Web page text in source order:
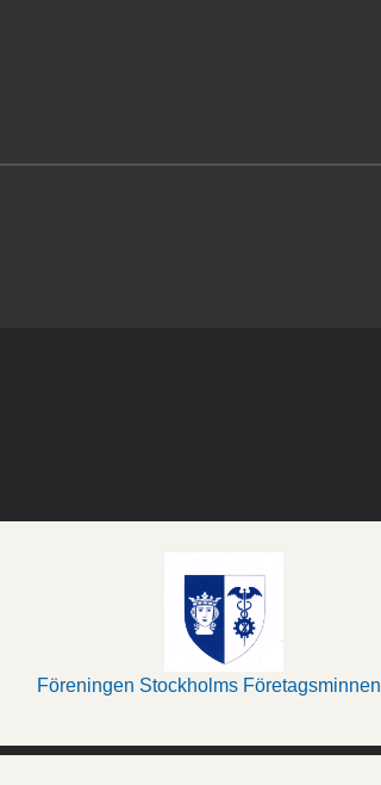
Föreningen Stockholms Företagsminnen